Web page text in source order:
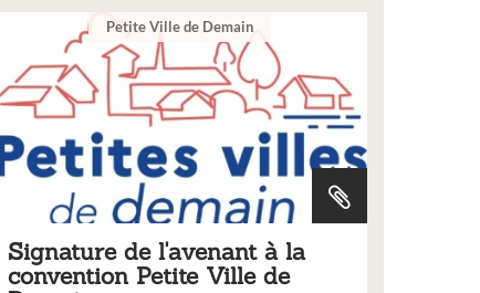
à la
Ville de
Tarifs 2026 des services
municipaux